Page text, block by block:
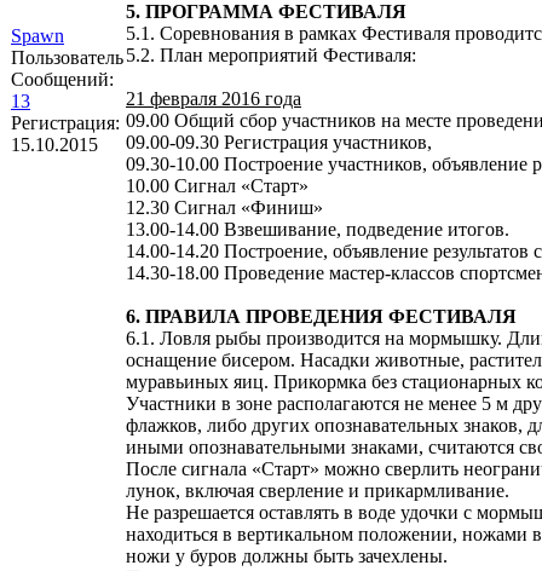
Spawn
Пользователь
Сообщений:
13
Регистрация:
15.10.2015
5. ПРОГРАММА ФЕСТИВАЛЯ
5.1. Соревнования в рамках Фестиваля
5.2. План мероприятий Фестиваля:
21 февраля 2016 года
09.00 Общий сбор участников на месте
09.00-09.30 Регистрация участников,
09.30-10.00 Построение участников, объявление
10.00 Сигнал «Старт»
12.30 Сигнал «Финиш»
13.00-14.00 Взвешивание, подведение итогов.
14.00-14.20 Построение, объявление
14.30-18.00 Проведение мастер-классов
6. ПРАВИЛА ПРОВЕДЕНИЯ ФЕСТИВАЛЯ
6.1. Ловля рыбы производится на мормышку.
оснащение бисером. Насадки животные,
муравьиных яиц. Прикормка без стационарных
Участники в зоне располагаются не менее 5 м
флажков, либо других опознавательных знаков,
иными опознавательными знаками, считаются
После сигнала «Старт» можно сверлить
лунок, включая сверление и прикармливание.
Не разрешается оставлять в воде удочки с
находиться в вертикальном положении, ножами
ножи у буров должны быть зачехлены.